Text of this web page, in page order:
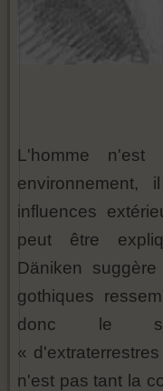
L'homme
influences
peut être
Däniken
gothiques
donc le
«
n'est pas tant la